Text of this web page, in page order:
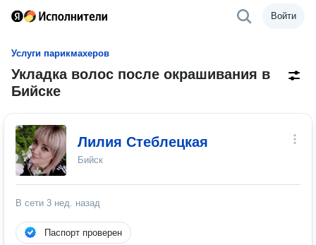
Войти
Услуги парикмахеров
Укладка волос после окрашивания в
Бийске
Лилия Стеблецкая
Бийск
В сети 3 нед. назад
Паспорт проверен